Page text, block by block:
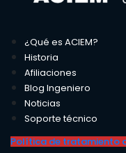
¿Qué es ACIEM?
Historia
Afiliaciones
Blog Ingeniero
Noticias
Soporte técnico
Política de tratamiento